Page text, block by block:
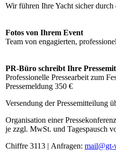
Wir führen Ihre Yacht sicher
Fotos von Ihrem Event
Team von engagierten,
PR-Büro schreibt Ihre
Professionelle Pressearbeit zum
Pressemeldung 350 €
Versendung der Pressemitteilung
Organisation einer
je zzgl. MwSt. und Tagespausch
Chiffre 3113 | Anfragen: